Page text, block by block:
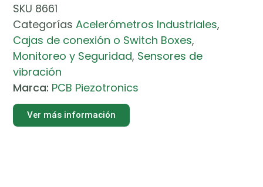
SKU 8661
Categorías Acelerómetros Industriales,
Cajas de conexión o Switch Boxes,
Monitoreo y Seguridad, Sensores de
vibración
Marca: PCB Piezotronics
Ver más información